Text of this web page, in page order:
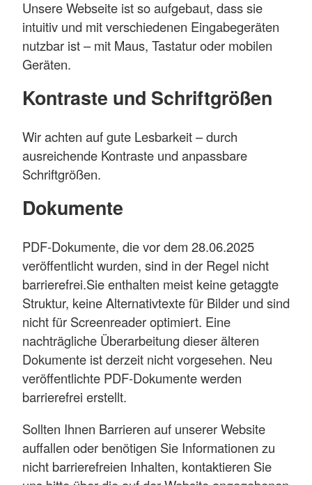
Unsere Webseite ist so aufgebaut, dass sie
intuitiv und mit verschiedenen Eingabegeräten
nutzbar ist – mit Maus, Tastatur oder mobilen
Geräten.
Kontraste und Schriftgrößen
Wir achten auf gute Lesbarkeit – durch
ausreichende Kontraste und anpassbare
Schriftgrößen.
Dokumente
PDF-Dokumente, die vor dem 28.06.2025
veröffentlicht wurden, sind in der Regel nicht
barrierefrei.Sie enthalten meist keine getaggte
Struktur, keine Alternativtexte für Bilder und sind
nicht für Screenreader optimiert. Eine
nachträgliche Überarbeitung dieser älteren
Dokumente ist derzeit nicht vorgesehen. Neu
veröffentlichte PDF-Dokumente werden
barrierefrei erstellt.
Sollten Ihnen Barrieren auf unserer Website
auffallen oder benötigen Sie Informationen zu
nicht barrierefreien Inhalten, kontaktieren Sie